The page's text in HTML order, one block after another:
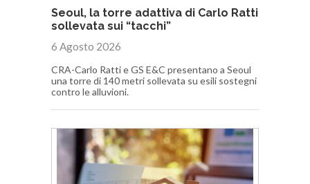
Seoul, la torre adattiva di Carlo Ratti
sollevata sui “tacchi”
6 Agosto 2026
CRA-Carlo Ratti e GS E&C presentano a Seoul
una torre di 140 metri sollevata su esili sostegni
contro le alluvioni.